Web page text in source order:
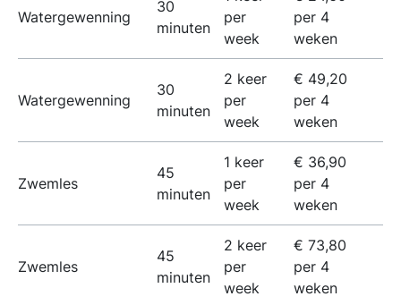
Watergewenning
30
minuten
per
week
per 4
weken
Watergewenning
30
minuten
2 keer
per
week
€ 49,20
per 4
weken
Zwemles
45
minuten
1 keer
per
week
€ 36,90
per 4
weken
Zwemles
45
minuten
2 keer
per
week
€ 73,80
per 4
weken